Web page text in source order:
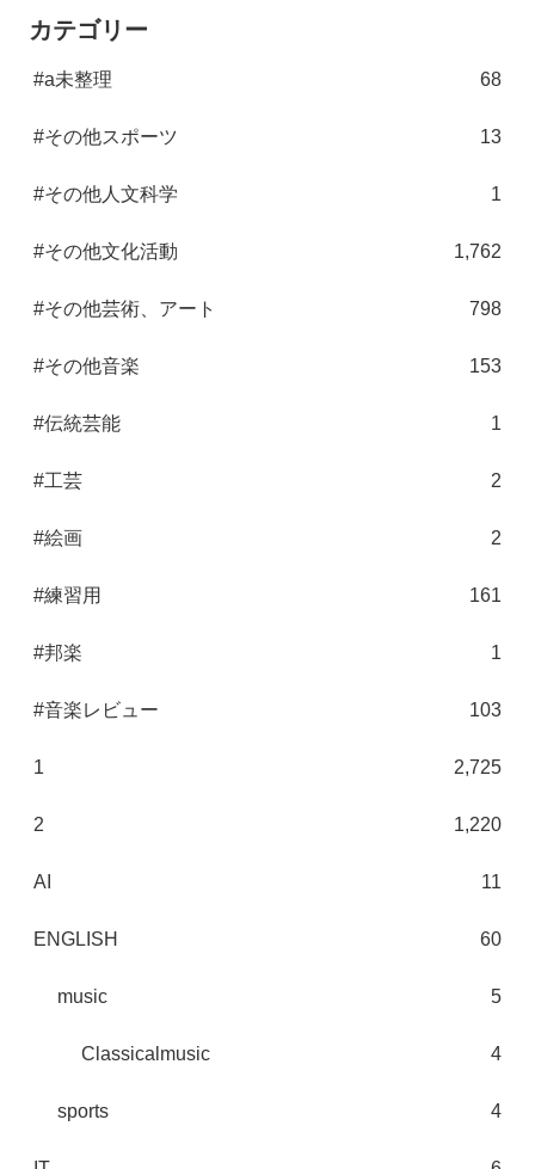
カテゴリー
#a未整理 68
#その他スポーツ 13
#その他人文科学 1
#その他文化活動 1,762
#その他芸術、アート 798
#その他音楽 153
#伝統芸能 1
#工芸 2
#絵画 2
#練習用 161
#邦楽 1
#音楽レビュー 103
1 2,725
2 1,220
AI 11
ENGLISH 60
music 5
Classicalmusic 4
sports 4